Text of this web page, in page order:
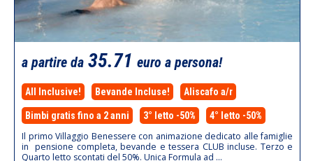
a partire da 35.71 euro a persona!
All Inclusive! Bevande Incluse! Aliscafo a/r
Bimbi gratis fino a 2 anni 3° letto -50% 4° letto -50%
Il primo Villaggio Benessere con animazione dedicato alle famiglie
in pensione completa, bevande e tessera CLUB incluse. Terzo e
Quarto letto scontati del 50%. Unica Formula ad ...